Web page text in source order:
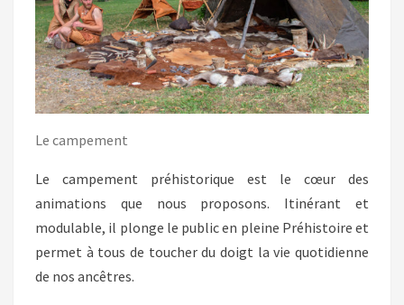
Le campement
Le campement préhistorique est le cœur des
animations que nous proposons. Itinérant et
modulable, il plonge le public en pleine Préhistoire et
permet à tous de toucher du doigt la vie quotidienne
de nos ancêtres.